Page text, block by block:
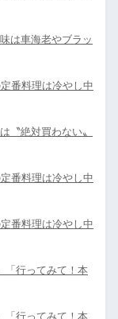
は車海老やブラッ
番料理は冷やし中
〝絶対買わない〟
番料理は冷やし中
番料理は冷やし中
「行ってみて！本
「行ってみて！本